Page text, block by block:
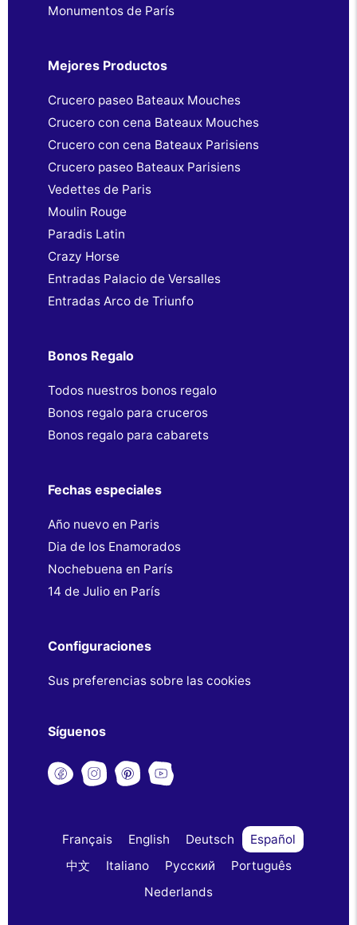
Monumentos de París
Mejores Productos
Crucero paseo Bateaux Mouches
Crucero con cena Bateaux Mouches
Crucero con cena Bateaux Parisiens
Crucero paseo Bateaux Parisiens
Vedettes de Paris
Moulin Rouge
Paradis Latin
Crazy Horse
Entradas Palacio de Versalles
Entradas Arco de Triunfo
Bonos Regalo
Todos nuestros bonos regalo
Bonos regalo para cruceros
Bonos regalo para cabarets
Fechas especiales
Año nuevo en Paris
Dia de los Enamorados
Nochebuena en París
14 de Julio en París
Configuraciones
Sus preferencias sobre las cookies
Síguenos
Français English Deutsch
Español
中文
Italiano Русский
Português
Nederlands